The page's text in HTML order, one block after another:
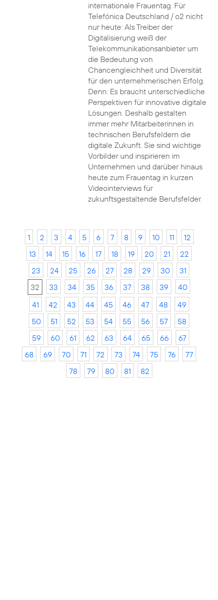
internationale Frauentag. Für
Telefónica Deutschland / o2 nicht
nur heute: Als Treiber der
Digitalisierung weiß der
Telekommunikationsanbieter um
die Bedeutung von
Chancengleichheit und Diversität
für den unternehmerischen Erfolg.
Denn: Es braucht unterschiedliche
Perspektiven für innovative digitale
Lösungen. Deshalb gestalten
immer mehr Mitarbeiterinnen in
technischen Berufsfeldern die
digitale Zukunft. Sie sind wichtige
Vorbilder und inspirieren im
Unternehmen und darüber hinaus
heute zum Frauentag in kurzen
Videointerviews für
zukunftsgestaltende Berufsfelder.
1 2 3 4 5 6 7 8 9 10 11
12
13
14 15 16 17 18 19 20 21
22
23
24 25 26 27 28 29 30
31
32
33 34 35 36 37 38 39
40
41
42 43 44 45 46 47 48
49
50
51 52 53 54 55 56 57
58
59
60 61 62 63 64 65 66
67
68
69 70 71 72 73 74 75 76
77
78
79 80 81 82